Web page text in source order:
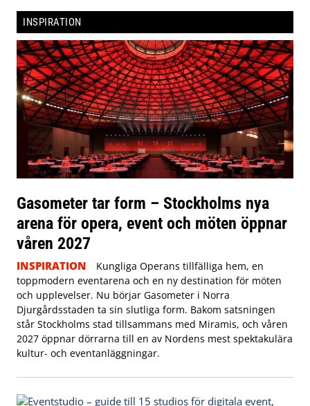
INSPIRATION
Gasometer tar form – Stockholms nya
arena för opera, event och möten öppnar
våren 2027
INSPIRATION
Kungliga Operans tillfälliga hem, en
toppmodern eventarena och en ny destination för möten
och upplevelser. Nu börjar Gasometer i Norra
Djurgårdsstaden ta sin slutliga form. Bakom satsningen
står Stockholms stad tillsammans med Miramis, och våren
2027 öppnar dörrarna till en av Nordens mest spektakulära
kultur- och eventanläggningar.